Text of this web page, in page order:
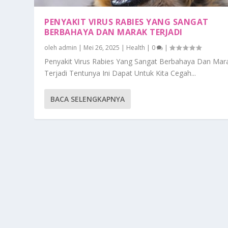
PENYAKIT VIRUS RABIES YANG SANGAT
BERBAHAYA DAN MARAK TERJADI
oleh admin | Mei 26, 2025 | Health | 0 |
Penyakit Virus Rabies Yang Sangat Berbahaya Dan
Terjadi Tentunya Ini Dapat Untuk Kita Cegah...
BACA SELENGKAPNYA